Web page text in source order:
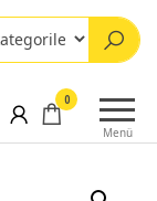
Menü
0